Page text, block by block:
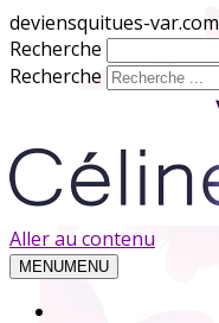
deviensquitues-var.com
Recherche
Recherche
Aller au contenu
MENUMENU